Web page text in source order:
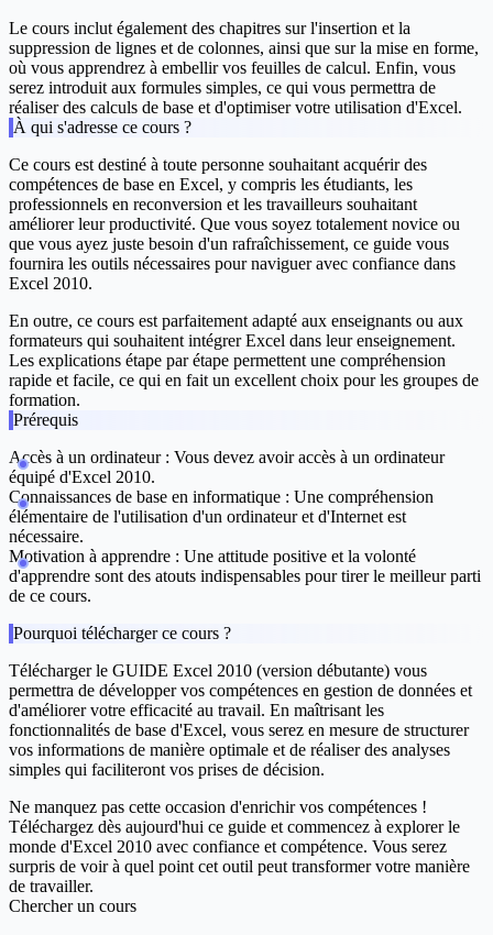
Le cours inclut également des chapitres sur l'insertion et la
suppression de lignes et de colonnes, ainsi que sur la mise en forme,
où vous apprendrez à embellir vos feuilles de calcul. Enfin, vous
serez introduit aux formules simples, ce qui vous permettra de
réaliser des calculs de base et d'optimiser votre utilisation d'Excel.
À qui s'adresse ce cours ?
Ce cours est destiné à toute personne souhaitant acquérir des
compétences de base en Excel, y compris les étudiants, les
professionnels en reconversion et les travailleurs souhaitant
améliorer leur productivité. Que vous soyez totalement novice ou
que vous ayez juste besoin d'un rafraîchissement, ce guide vous
fournira les outils nécessaires pour naviguer avec confiance dans
Excel 2010.
En outre, ce cours est parfaitement adapté aux enseignants ou aux
formateurs qui souhaitent intégrer Excel dans leur enseignement.
Les explications étape par étape permettent une compréhension
rapide et facile, ce qui en fait un excellent choix pour les groupes de
formation.
Prérequis
Accès à un ordinateur: Vous devez avoir accès à un ordinateur
équipé d'Excel 2010.
Connaissances de base en informatique : Une compréhension
élémentaire de l'utilisation d'un ordinateur et d'Internet est
nécessaire.
Motivation à apprendre : Une attitude positive et la volonté
d'apprendre sont des atouts indispensables pour tirer le meilleur parti
de ce cours.
Pourquoi télécharger ce cours ?
Télécharger le GUIDE Excel 2010 (version débutante) vous
permettra de développer vos compétences en gestion de données et
d'améliorer votre efficacité au travail. En maîtrisant les
fonctionnalités de base d'Excel, vous serez en mesure de structurer
vos informations de manière optimale et de réaliser des analyses
simples qui faciliteront vos prises de décision.
Ne manquez pas cette occasion d'enrichir vos compétences !
Téléchargez dès aujourd'hui ce guide et commencez à explorer le
monde d'Excel 2010 avec confiance et compétence. Vous serez
surpris de voir à quel point cet outil peut transformer votre manière
de travailler.
Chercher un cours